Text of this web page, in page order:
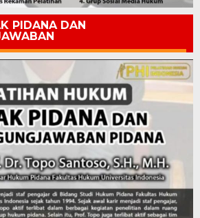
PIDANA DAN